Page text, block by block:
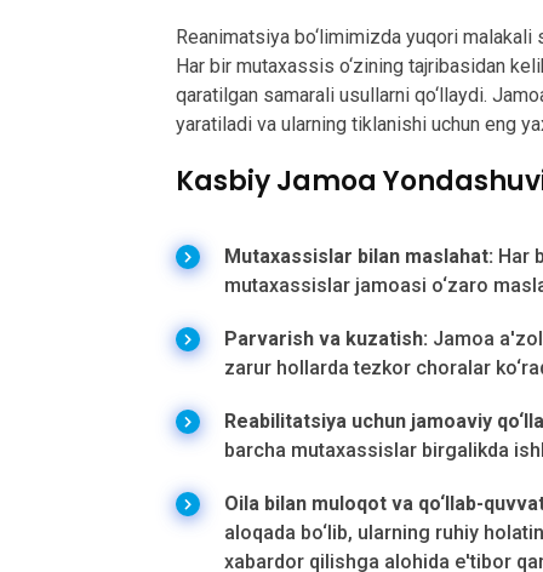
Reanimatsiya bo‘limimizda yuqori
Har bir mutaxassis o‘zining tajribasidan
qaratilgan samarali usullarni qo‘llaydi.
yaratiladi va ularning tiklanishi uchun eng
Kasbiy Jamoa
Mutaxassislar bilan maslahat: Har
mutaxassislar jamoasi o‘zaro
Parvarish va kuzatish: Jamoa
zarur hollarda tezkor choralar
Reabilitatsiya uchun jamoaviy
barcha mutaxassislar birgalikda
Oila bilan muloqot va qo‘llab-
aloqada bo‘lib, ularning ruhiy
xabardor qilishga alohida e'tibor